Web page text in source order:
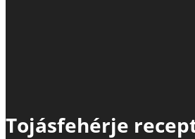
Tojásfehérje